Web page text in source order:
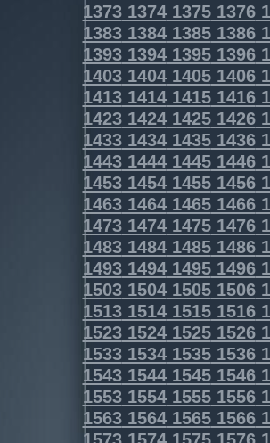
1373137413751376
1383138413851386
1393139413951396
1403140414051406
1413141414151416
1423142414251426
1433143414351436
1443144414451446
1453145414551456
1463146414651466
1473147414751476
1483148414851486
1493149414951496
1503150415051506
1513151415151516
1523152415251526
1533153415351536
1543154415451546
1553155415551556
1563156415651566